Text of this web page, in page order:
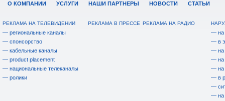
О КОМПАНИИ УСЛУГИ НАШИ ПАРТНЕРЫ НОВОСТИ СТАТЬИ
РЕКЛАМА НА ТЕЛЕВИДЕНИИ
— региональные каналы
— спонсорство
— кабельные каналы
— product placement
— национальные телеканалы
— ролики
РЕКЛАМА В ПРЕССЕ РЕКЛАМА НА РАДИО
— на
— в
— на
— на
— на
— в
—
— на